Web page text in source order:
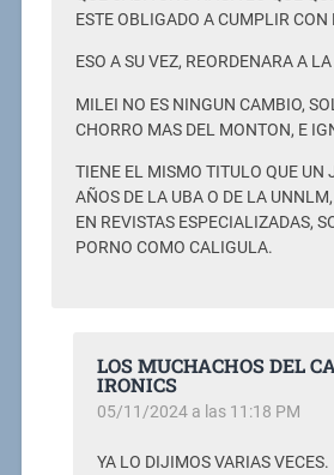
ESTE OBLIGADO A CUMPLIR CON
ESO A SU VEZ, REORDENARA A
MILEI NO ES NINGUN CAMBIO,
CHORRO MAS DEL MONTON, E
TIENE EL MISMO TITULO QUE UN
AÑOS DE LA UBA O DE LA
EN REVISTAS ESPECIALIZADAS,
PORNO COMO CALIGULA.
LOS MUCHACHOS DEL
IRONICS
05/11/2024 a las 11:18 PM
YA LO DIJIMOS VARIAS VECES.